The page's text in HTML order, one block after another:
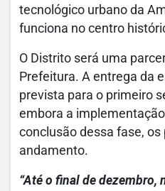
tecnológico urbano da
funciona no centro
O Distrito será uma
Prefeitura. A entrega da
prevista para o primeiro
embora a
conclusão dessa fase,
andamento.
“Até o final de dezembro,